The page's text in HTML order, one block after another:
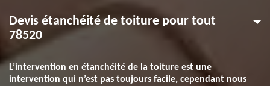
Devis étanchéité de toiture pour tout
78520
L’intervention en étanchéité de la toiture est une
intervention qui n’est pas toujours facile, cependant nous